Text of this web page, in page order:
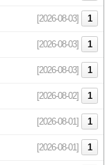
[2026-08-03] 1
[2026-08-03] 1
[2026-08-03] 1
[2026-08-02] 1
[2026-08-01] 1
[2026-08-01] 1